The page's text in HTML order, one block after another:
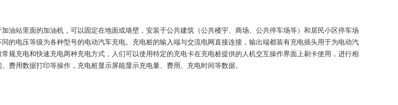
油站里面的加油机，可以固定在地面或墙壁，安装于公共建筑（公共楼宇、商场、公共停车场等）和居民小区停车场
的电压等级为各种型号的电动汽车充电。充电桩的输入端与交流电网直接连接，输出端都装有充电插头用于为电动汽
规充电和快速充电两种充电方式，人们可以使用特定的充电卡在充电桩提供的人机交互操作界面上刷卡使用，进行相
费用数据打印等操作，充电桩显示屏能显示充电量、费用、充电时间等数据。